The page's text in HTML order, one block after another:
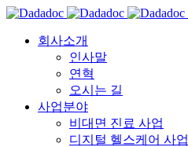
회사소개
인사말
연혁
오시는 길
사업분야
비대면 진료 사업
디지털 헬스케어 사업